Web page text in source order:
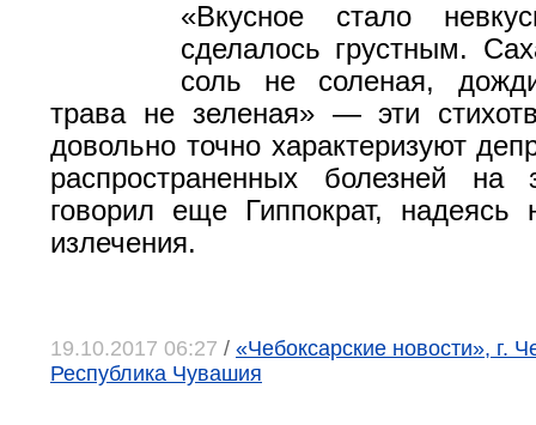
«Вкусное стало
сделалось грустным.
соль не соленая,
трава не зеленая» — эти
довольно точно характеризуют
распространенных болезней
говорил еще Гиппократ, надеясь
излечения.
19.10.2017 06:27 / «Чебоксарские новости», г.
Республика Чувашия